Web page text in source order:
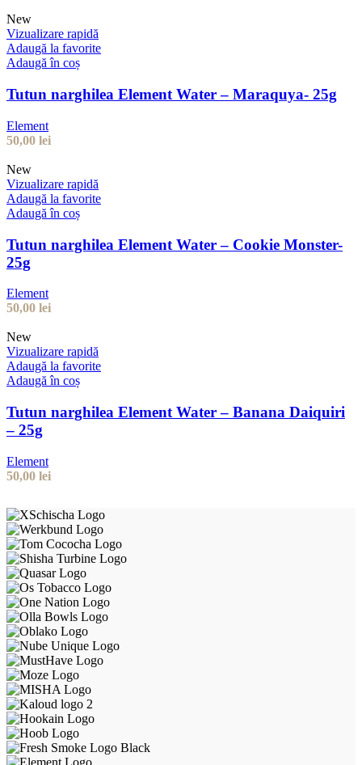
New
Vizualizare rapidă
Adaugă la favorite
Adaugă în coș
Tutun narghilea Element Water – Maraquya- 25g
Element
50,00 lei
New
Vizualizare rapidă
Adaugă la favorite
Adaugă în coș
Tutun narghilea Element Water – Cookie Monster-
25g
Element
50,00 lei
New
Vizualizare rapidă
Adaugă la favorite
Adaugă în coș
Tutun narghilea Element Water – Banana Daiquiri
– 25g
Element
50,00 lei